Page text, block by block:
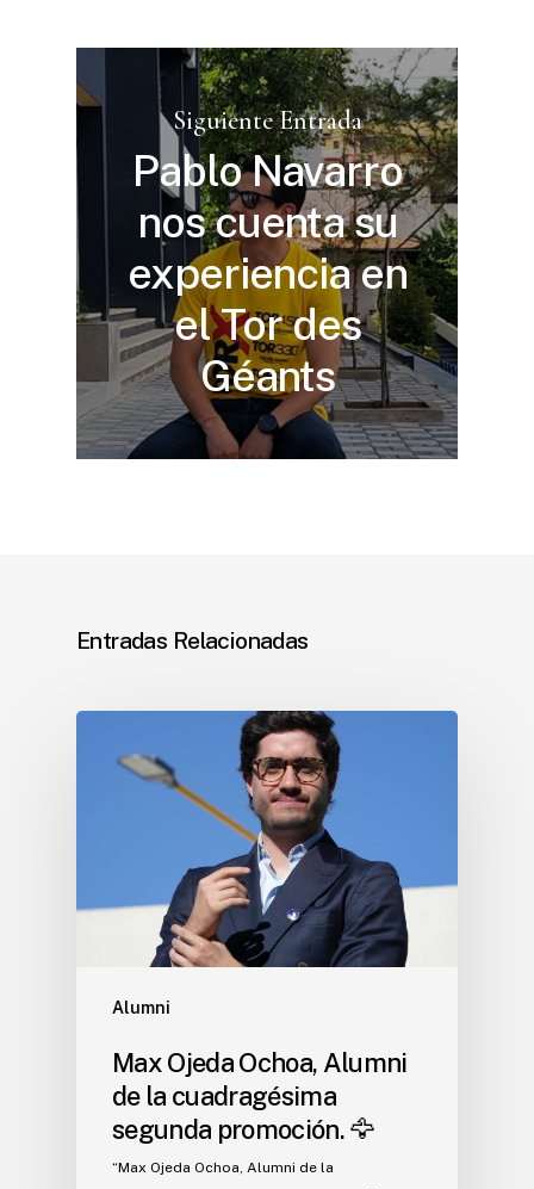
Siguiente Entrada
Pablo Navarro
nos cuenta su
experiencia en
el Tor des
Géants
Entradas Relacionadas
Alumni
Max Ojeda Ochoa, Alumni
de la cuadragésima
segunda promoción. 🦅
“Max Ojeda Ochoa, Alumni de la